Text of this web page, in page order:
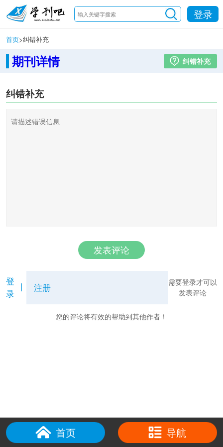
登录
首页>纠错补充
期刊详情 纠错补充
纠错补充
发表评论
登
录
注册
需要登录才可以
发表评论
您的评论将有效的帮助到其他作者！
首页 导航